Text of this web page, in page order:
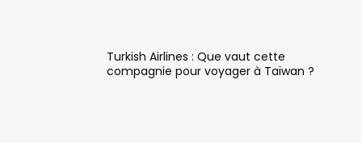
Turkish Airlines : Que vaut cette
compagnie pour voyager à Taïwan ?